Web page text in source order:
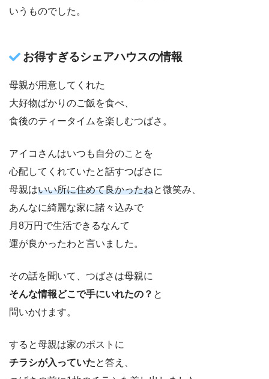
いうものでした。
お得すぎるシェアハウスの情報
母親が用意してくれた
大好物ばかりのご飯を食べ、
食後のティータイムを楽しむつばさ。
アイコさんはいつも自分のことを
心配してくれていたと話すつばさに
母親はいい所に住めて良かったねと微笑み、
あんなに綺麗な家に諸々込みで
月8万円で生活できるなんて
運が良かったわと言いました。
その話を聞いて、つばさは母親に
そんな情報どこで手にいれたの？ と
問いかけます。
すると母親は家のポストに
チラシが入っていたと答え、